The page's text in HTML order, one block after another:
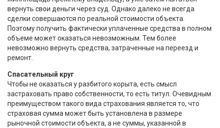
вернуть свои деньги через суд. Однако далеко не всегда
сделки совершаются по реальной стоимости объекта.
Поэтому получить фактически уплаченные средства в полном
объеме может оказаться невозможным. Тем более
невозможно вернуть средства, затраченные на переезд и
ремонт.
Спасательный круг
Чтобы не оказаться у разбитого корыта, есть смысл
застраховать право собственности, то есть титул. Очевидным
преимуществом такого вида страхования является то, что
страховая сумма может быть установлена в размере
рыночной стоимости объекта, а не суммы, указанной в